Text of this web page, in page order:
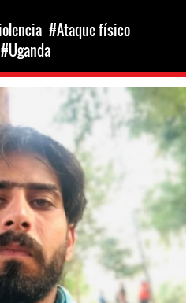
#Ataque físico
#Uganda